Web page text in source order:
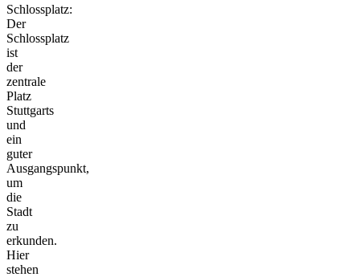
Schlossplatz:
Der
Schlossplatz
ist
der
zentrale
Platz
Stuttgarts
und
ein
guter
Ausgangspunkt,
um
die
Stadt
zu
erkunden.
Hier
stehen